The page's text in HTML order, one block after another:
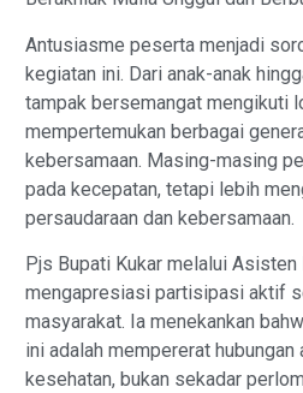
Antusiasme peserta menjadi
kegiatan ini. Dari anak-anak
tampak bersemangat mengikuti
mempertemukan berbagai
kebersamaan. Masing-masing
pada kecepatan, tetapi lebih
persaudaraan dan kebersamaan.
Pjs Bupati Kukar melalui
mengapresiasi partisipasi aktif
masyarakat. Ia menekankan
ini adalah mempererat hubungan
kesehatan, bukan sekadar